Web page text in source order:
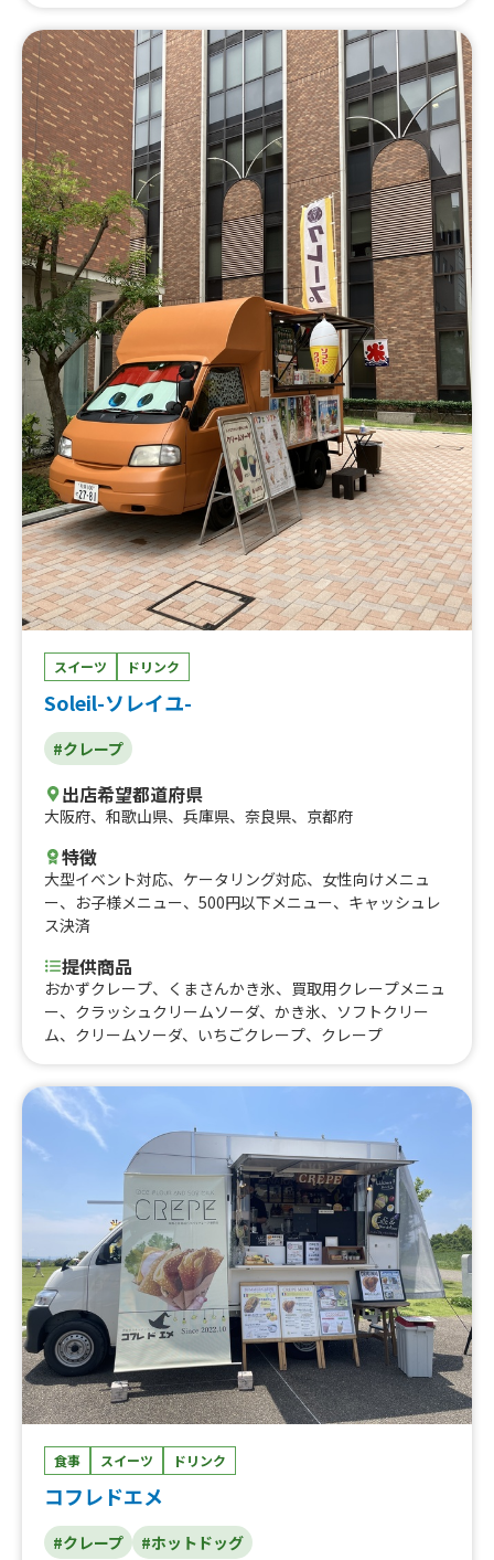
ナ（冷たいクレープ）、ストロベリーバナナ（冷たいクレ
ープ）、キャラメルバナナ（冷たいクレープ）、マンゴー
（冷たいクレープ）、ブルーベリー（冷たいクレープ）、
ツナサラダ（温かいクレープ）、ツナハムサラダ（温かい
クレープ）、ツナソーセージ（温かいクレープ）、プレー
ンホイップ（冷たいクレープ）、ココアホイップ（冷たい
クレープ）、チョコホイップ（冷たいクレープ）、ストロ
ベリーホイップ（冷たいクレープ）、オレンジホイップ
（冷たいクレープ）、メロンホイップ（冷たいクレー
プ）、キャラメルホイップ（冷たいクレープ）、マンゴー
ホイップ、ブルーベリーホイップ、チョコアーモンド（温
かいクレープ）、キャラメルアーモンド（温かいクレー
プ）、フランクフルト、ホットドッグ、バナナジュース・
ミックスジュース・いちごジュース、ソフトドリンク（コ
ーヒー、アイスコーヒー、アイスティー、コーラ、ウーロ
ン茶）、ソフトドリンク（カフェオレ）
スイーツ ドリンク
Soleil-ソレイユ-
#クレープ
出店希望都道府県
大阪府、 和歌山県、 兵庫県、 奈良県、 京都府
特徴
大型イベント対応、 ケータリング対応、 女性向けメニュ
ー、 お子様メニュー、 500円以下メニュー、 キャッシュレ
ス決済
提供商品
おかずクレープ、くまさんかき氷、買取用クレープメニュ
ー、クラッシュクリームソーダ、かき氷、ソフトクリー
ム、クリームソーダ、いちごクレープ、クレープ
食事 スイーツ ドリンク
コフレドエメ
#クレープ #ホットドッグ